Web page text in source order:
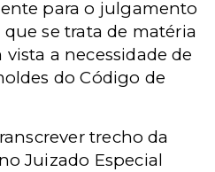
para o julgamento
se trata de matéria
a necessidade de
do Código de
trecho da
Juizado Especial